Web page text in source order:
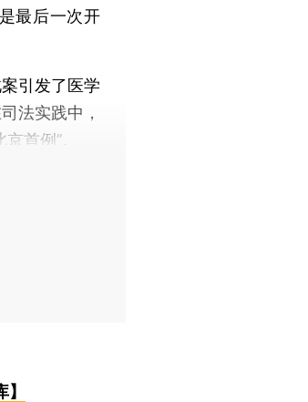
最后一次开
引发了医学
法实践中，
首例”。